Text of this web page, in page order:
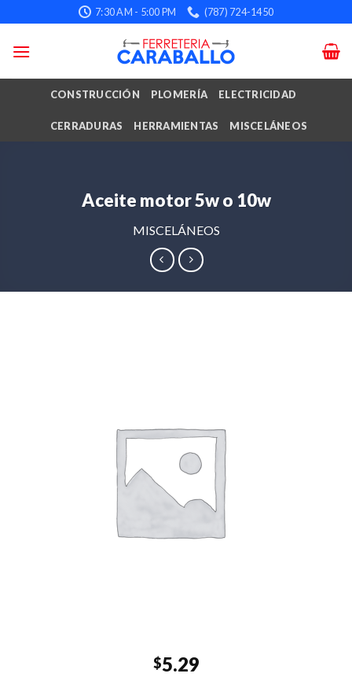
to
content
7:30 AM - 5:00 PM (787) 724-1450
CONSTRUCCIÓN PLOMERÍA ELECTRICIDAD
CERRADURAS HERRAMIENTAS MISCELÁNEOS
Aceite motor 5w o 10w
MISCELÁNEOS
$5.29